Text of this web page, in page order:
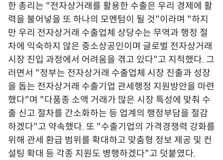
한 총리는 "전자상거래를 활용한 수출은 우리 경제에 활
력을 불어넣을 또 하나의 모멘텀이 될 것"이라며 "하지
만 우리 전자상거래 수출업체 상당수는 무역과 행정 절
차에 익숙하지 않은 중소상공인이며 글로벌 전자상거래
시장 진입 과정에서 어려움을 겪고 있다"고 지적했다. 그
러면서 "정부는 전자상거래 수출업체 시장 진출과 성장
을 돕는 전자상거래 수출기업 관세행정 지원방안을 마련
했다"며 "다품종 소액 거래가 많은 시장 특성에 맞춰 수
출 신고 절차를 간소화하는 등 업계의 행정부담을 절감
하겠다"고 약속했다. 또 "수출기업의 가격경쟁력 강화를
위해 관세 환급 범위를 확대하고 맞춤형 정보 제공 및 컨
설팅 확대 등 각종 지원도 병행하겠다"고 덧붙였다.